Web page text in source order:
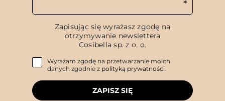
Zapisując się wyrażasz zgodę na
otrzymywanie newslettera
Cosibella sp. z o. o.
Wyrażam zgodę na przetwarzanie moich
danych zgodnie z polityką prywatności.
ZAPISZ SIĘ